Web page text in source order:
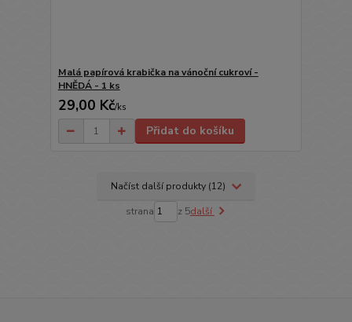
Malá papírová krabička na vánoční cukroví -
HNĚDÁ - 1 ks
29,00 Kč/ks
Přidat do košíku
Načíst další produkty (12)
strana z 5další